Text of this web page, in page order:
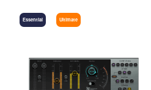
ェイズリニアFIRフィルターの採用に
Ultimate
Essential